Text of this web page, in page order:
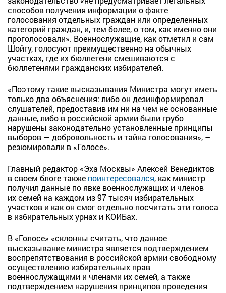
способов получения информации о факте
голосования отдельных граждан или определенных
категорий граждан, и, тем более, о том, как именно они
проголосовали». Военнослужащие, как отметил и сам
Шойгу, голосуют преимущественно на обычных
участках, где их бюллетени смешиваются с
бюллетенями гражданских избирателей.
«Поэтому такие высказывания Министра могут иметь
только два объяснения: либо он дезинформировал
слушателей, предоставив им ни на чем не основанные
данные, либо в российской армии были грубо
нарушены законодательно установленные принципы
выборов — добровольность и тайна голосования», –
резюмировали в «Голосе».
Главный редактор «Эха Москвы» Алексей Венедиктов
в своем блоге также поинтересовался, как министр
получил данные по явке военнослужащих и членов
их семей на каждом из 97 тысяч избирательных
участков и как он смог отдельно посчитать эти голоса
в избирательных урнах и КОИБах.
В «Голосе» «склонны считать, что данное
высказывание министра является подтверждением
воспрепятствования в российской армии свободному
осуществлению избирательных прав
военнослужащими и членами их семей, а также
подтверждением нарушения принципов проведения